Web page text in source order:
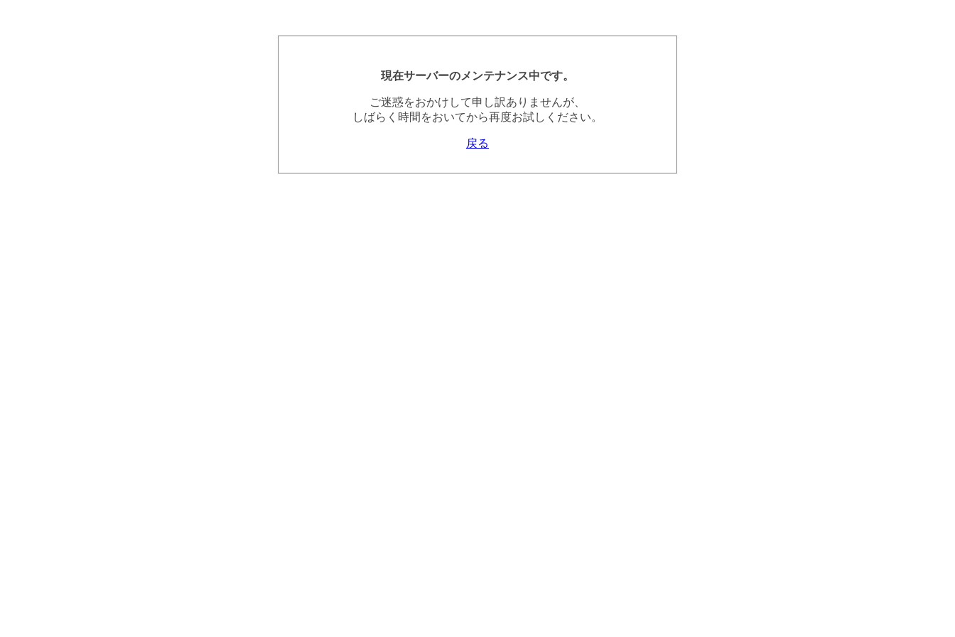
現在サーバーのメンテナンス中です。
ご迷惑をおかけして申し訳ありませんが、
しばらく時間をおいてから再度お試しください。
戻る